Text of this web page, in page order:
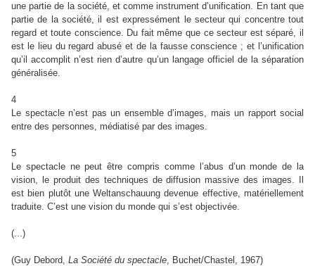
une partie de la société, et comme instrument d’unification. En tant que
partie de la société, il est expressément le secteur qui concentre tout
regard et toute conscience. Du fait même que ce secteur est séparé, il
est le lieu du regard abusé et de la fausse conscience ; et l’unification
qu’il accomplit n’est rien d’autre qu’un langage officiel de la séparation
généralisée.
4
Le spectacle n’est pas un ensemble d’images, mais un rapport social
entre des personnes, médiatisé par des images.
5
Le spectacle ne peut être compris comme l’abus d’un monde de la
vision, le produit des techniques de diffusion massive des images. Il
est bien plutôt une Weltanschauung devenue effective, matériellement
traduite. C’est une vision du monde qui s’est objectivée.
(...)
(Guy Debord, La Société du spectacle, Buchet/Chastel, 1967)